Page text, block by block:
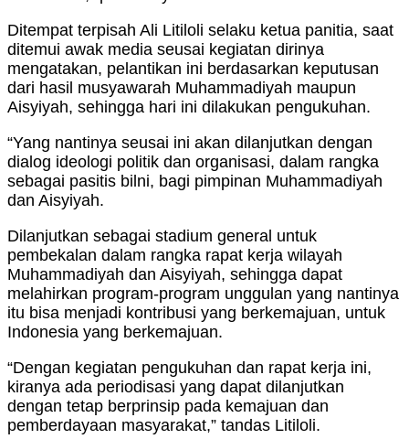
Ditempat terpisah Ali Litiloli selaku ketua panitia, saat
ditemui awak media seusai kegiatan dirinya
mengatakan, pelantikan ini berdasarkan keputusan
dari hasil musyawarah Muhammadiyah maupun
Aisyiyah, sehingga hari ini dilakukan pengukuhan.
“Yang nantinya seusai ini akan dilanjutkan dengan
dialog ideologi politik dan organisasi, dalam rangka
sebagai pasitis bilni, bagi pimpinan Muhammadiyah
dan Aisyiyah.
Dilanjutkan sebagai stadium general untuk
pembekalan dalam rangka rapat kerja wilayah
Muhammadiyah dan Aisyiyah, sehingga dapat
melahirkan program-program unggulan yang nantinya
itu bisa menjadi kontribusi yang berkemajuan, untuk
Indonesia yang berkemajuan.
“Dengan kegiatan pengukuhan dan rapat kerja ini,
kiranya ada periodisasi yang dapat dilanjutkan
dengan tetap berprinsip pada kemajuan dan
pemberdayaan masyarakat,” tandas Litiloli.